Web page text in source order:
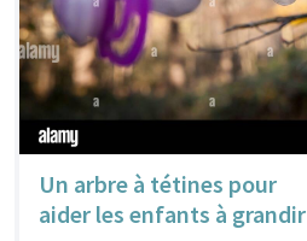
Un arbre à tétines pour
aider les enfants à grandir